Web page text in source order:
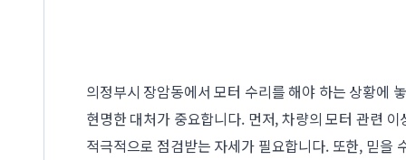
의정부시 장암동에서 모터 수리를 해야 하는 상황에
현명한 대처가 중요합니다. 먼저, 차량의 모터 관련
적극적으로 점검받는 자세가 필요합니다. 또한, 믿을